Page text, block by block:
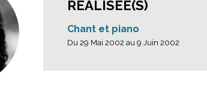
REALISÉE(S)
Chant et piano
Du 29 Mai 2002 au 9 Juin 2002